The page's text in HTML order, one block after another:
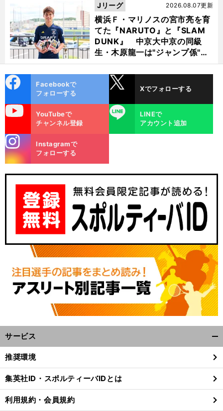
横浜Ｆ・マリノスの宮市亮を育
てた『NARUTO』と『SLAM
DUNK』 中京大中京の同級
生・木原龍一は"ジャンプ係"だ
った
2026.08.07更新
Jリーグ
ok
Facebookで
フォローする
Xでフォローする
YouTubeで
チャンネル登録
LINE
LINEで
アカウント追加
m
Instagramで
フォローする
サービス
閉
る
推奨環境
集英社ID・スポルティーバIDとは
利用規約・会員規約